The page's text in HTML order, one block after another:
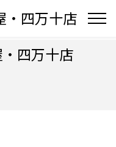
・四万十店
四万十店